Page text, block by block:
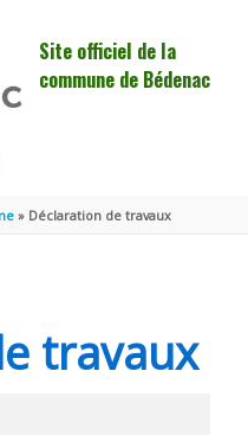
Site officiel de la
commune de Bédenac
Déclaration de travaux
travaux